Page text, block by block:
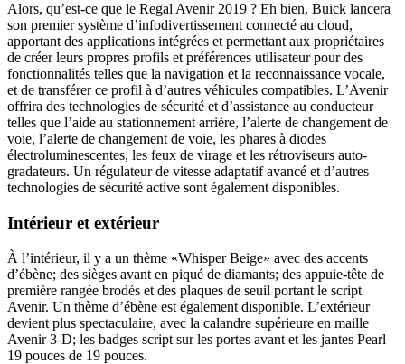
Alors, qu’est-ce que le Regal Avenir 2019 ? Eh bien, Buick lancera
son premier système d’infodivertissement connecté au cloud,
apportant des applications intégrées et permettant aux propriétaires
de créer leurs propres profils et préférences utilisateur pour des
fonctionnalités telles que la navigation et la reconnaissance vocale,
et de transférer ce profil à d’autres véhicules compatibles. L’Avenir
offrira des technologies de sécurité et d’assistance au conducteur
telles que l’aide au stationnement arrière, l’alerte de changement de
voie, l’alerte de changement de voie, les phares à diodes
électroluminescentes, les feux de virage et les rétroviseurs auto-
gradateurs. Un régulateur de vitesse adaptatif avancé et d’autres
technologies de sécurité active sont également disponibles.
Intérieur et extérieur
À l’intérieur, il y a un thème «Whisper Beige» avec des accents
d’ébène; des sièges avant en piqué de diamants; des appuie-tête de
première rangée brodés et des plaques de seuil portant le script
Avenir. Un thème d’ébène est également disponible. L’extérieur
devient plus spectaculaire, avec la calandre supérieure en maille
Avenir 3-D; les badges script sur les portes avant et les jantes Pearl
19 pouces de 19 pouces.